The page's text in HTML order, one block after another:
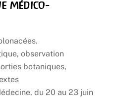
médico-
observation
botaniques,
du 20 au 23 juin